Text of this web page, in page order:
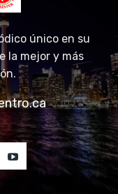
único en su
la mejor y más